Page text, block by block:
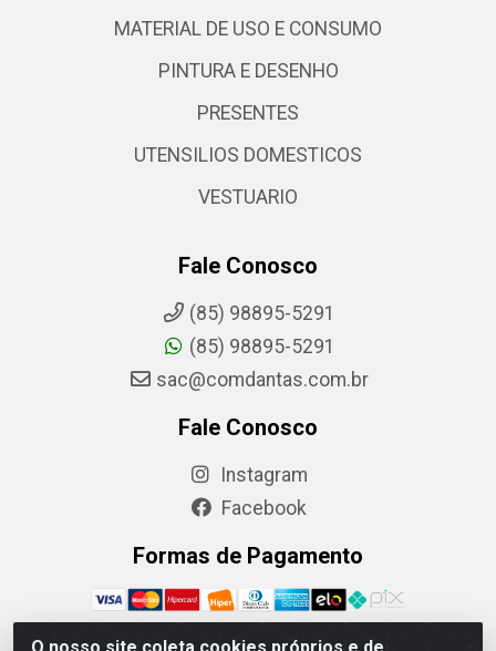
MATERIAL DE USO E CONSUMO
PINTURA E DESENHO
PRESENTES
UTENSILIOS DOMESTICOS
VESTUARIO
Fale Conosco
(85) 98895-5291
(85) 98895-5291
sac@comdantas.com.br
Fale Conosco
Instagram
Facebook
Formas de Pagamento